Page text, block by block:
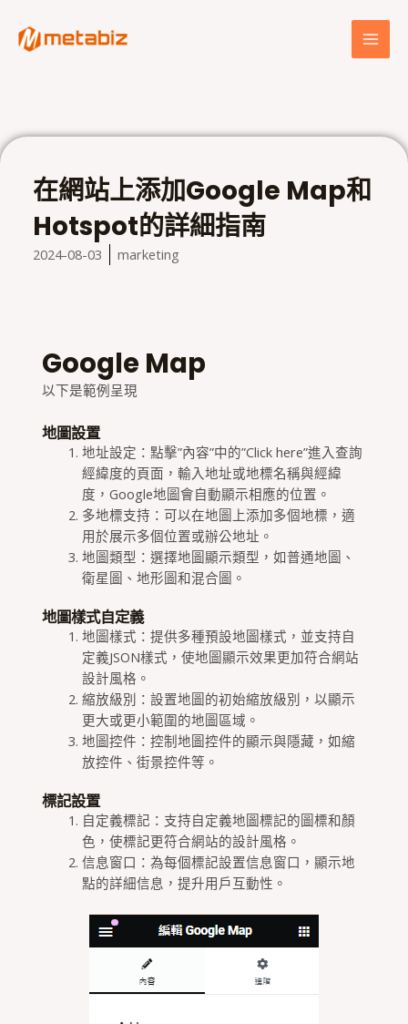
在網站上添加Google Map和
Hotspot的詳細指南
2024-08-03 marketing
Google Map
以下是範例呈現
This page can't load Google Maps correctly.
Do you own this website?
地圖設置
地址設定：點擊”內容”中的”Click here”進入查詢
經緯度的頁面，輸入地址或地標名稱與經緯
度，Google地圖會自動顯示相應的位置。
多地標支持：可以在地圖上添加多個地標，適
用於展示多個位置或辦公地址。
地圖類型：選擇地圖顯示類型，如普通地圖、
衛星圖、地形圖和混合圖。
地圖樣式自定義
地圖樣式：提供多種預設地圖樣式，並支持自
定義JSON樣式，使地圖顯示效果更加符合網站
設計風格。
縮放級別：設置地圖的初始縮放級別，以顯示
更大或更小範圍的地圖區域。
地圖控件：控制地圖控件的顯示與隱藏，如縮
放控件、街景控件等。
標記設置
自定義標記：支持自定義地圖標記的圖標和顏
色，使標記更符合網站的設計風格。
信息窗口：為每個標記設置信息窗口，顯示地
點的詳細信息，提升用戶互動性。